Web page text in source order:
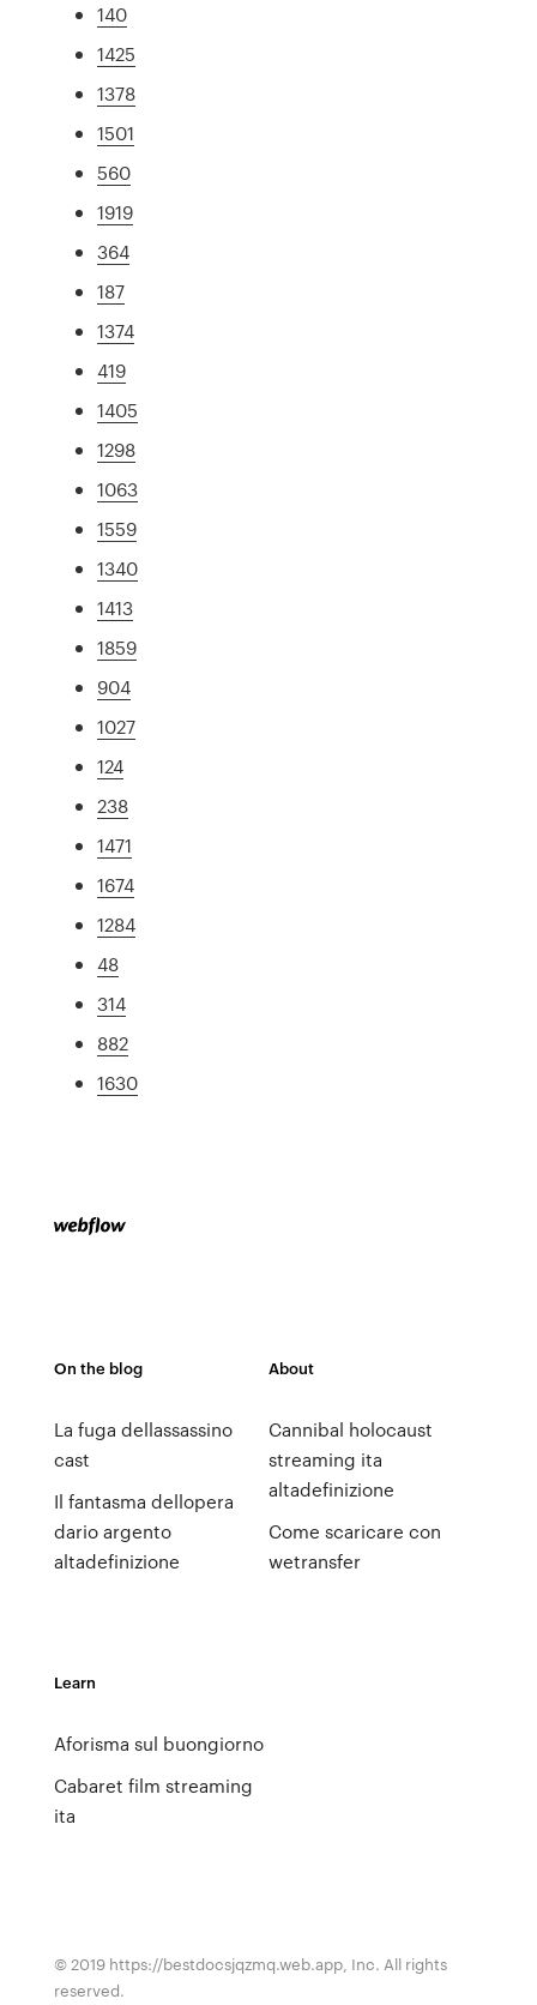
140
1425
1378
1501
560
1919
364
187
1374
419
1405
1298
1063
1559
1340
1413
1859
904
1027
124
238
1471
1674
1284
48
314
882
1630
On the blog
La fuga dellassassino
cast
Il fantasma dellopera
dario argento
altadefinizione
About
Cannibal holocaust
streaming ita
altadefinizione
Come scaricare con
wetransfer
Learn
Aforisma sul buongiorno
Cabaret film streaming
ita
© 2019 https://bestdocsjqzmq.web.app, Inc. All rights
reserved.